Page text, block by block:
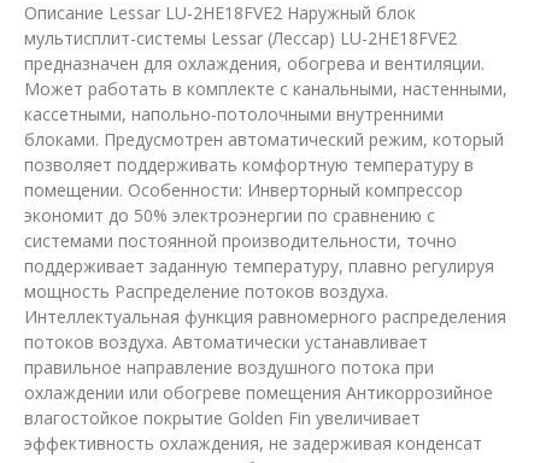
Описание Lessar LU-2HE18FVE2 Наружный блок
мультисплит-системы Lessar (Лессар) LU-2HE18FVE2
предназначен для охлаждения, обогрева и вентиляции.
Может работать в комплекте с канальными, настенными,
кассетными, напольно-потолочными внутренними
блоками. Предусмотрен автоматический режим, который
позволяет поддерживать комфортную температуру в
помещении. Особенности: Инверторный компрессор
экономит до 50% электроэнергии по сравнению с
системами постоянной производительности, точно
поддерживает заданную температуру, плавно регулируя
мощность Распределение потоков воздуха.
Интеллектуальная функция равномерного распределения
потоков воздуха. Автоматически устанавливает
правильное направление воздушного потока при
охлаждении или обогреве помещения Антикоррозийное
влагостойкое покрытие Golden Fin увеличивает
эффективность охлаждения, не задерживая конденсат